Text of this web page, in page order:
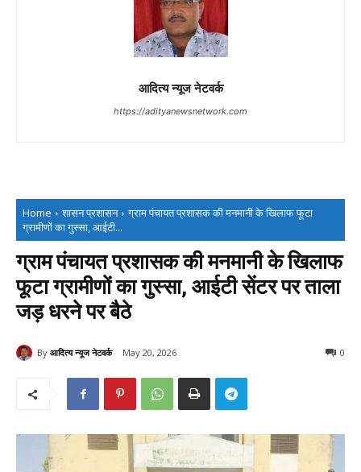
आदित्य न्यूज नेटवर्क
https://adityanewsnetwork.com